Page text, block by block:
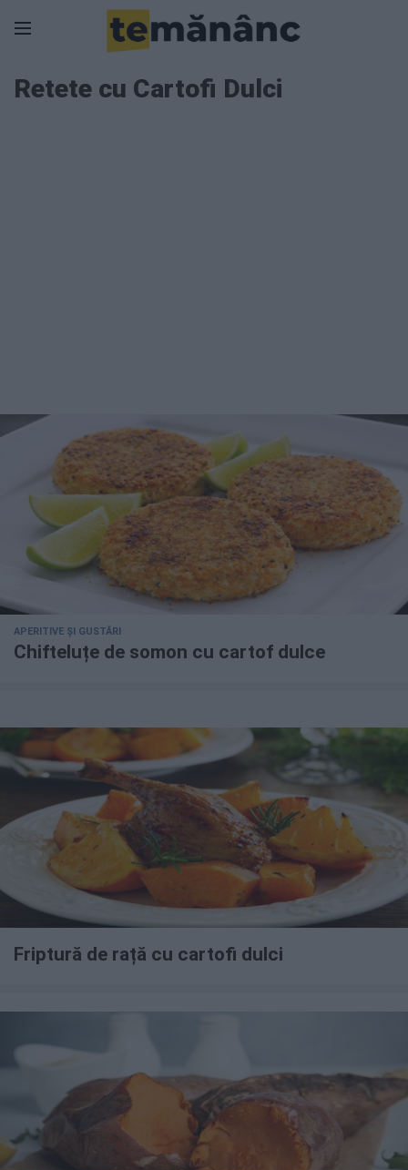
Retete cu Cartofi Dulci
APERITIVE ȘI GUSTĂRI
Chifteluțe de somon cu cartof dulce
Friptură de rață cu cartofi dulci